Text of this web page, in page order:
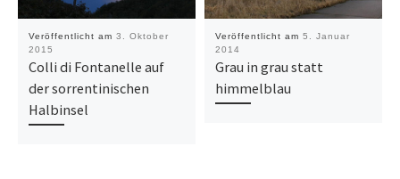
Veröffentlicht am 3. Oktober
2015
Colli di Fontanelle auf
der sorrentinischen
Halbinsel
Veröffentlicht am 5. Januar
2014
Grau in grau statt
himmelblau